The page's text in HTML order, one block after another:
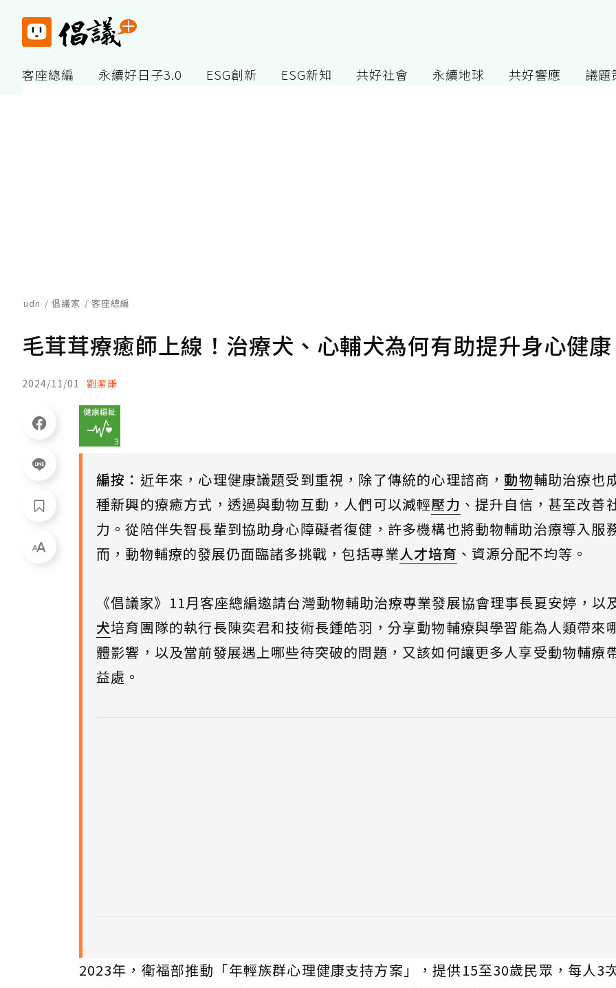
客座總編 永續好日子3.0 ESG創新 ESG新知 共好社會 永續地球 共好響應 議題
udn 倡議家 客座總編
毛茸茸療癒師上線！治療犬、心輔犬為何有助提升身心健康
2024/11/01 劉潔謙
編按： 近年來，心理健康議題受到重視，除了傳統的心理諮商，動物輔助治療也
種新興的療癒方式，透過與動物互動，人們可以減輕壓力 、提升自信，甚至改善
力。從陪伴失智長輩到協助身心障礙者復健，許多機構也將動物輔助治療導入服
而，動物輔療的發展仍面臨諸多挑戰，包括專業人才培育 、資源分配不均等。
《倡議家》11月客座總編邀請台灣動物輔助治療專業發展協會理事長夏安婷，以
犬培育團隊的執行長陳奕君和技術長鍾皓羽，分享動物輔療與學習能為人類帶來
體影響，以及當前發展遇上哪些待突破的問題，又該如何讓更多人享受動物輔療
益處。
2023年，衛福部推動「年輕族群心理健康支持方案」，提供15至30歲民眾，每人3